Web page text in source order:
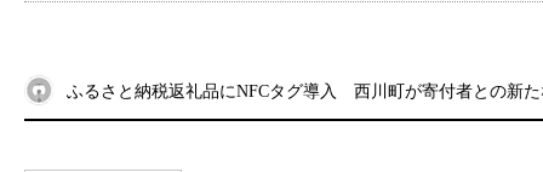
ふるさと納税返礼品にNFCタグ導入 西川町が寄付者との新